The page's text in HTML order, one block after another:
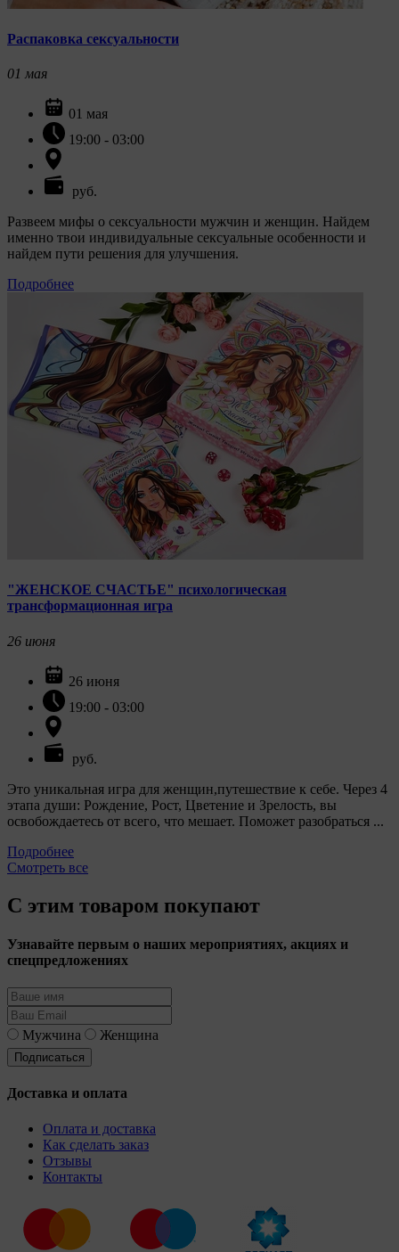
Распаковка сексуальности
01 мая
01 мая
19:00 - 03:00
руб.
Развеем мифы о сексуальности мужчин и женщин. Найдем
именно твои индивидуальные сексуальные особенности и
найдем пути решения для улучшения.
Подробнее
"ЖЕНСКОЕ СЧАСТЬЕ" психологическая
трансформационная игра
26 июня
26 июня
19:00 - 03:00
руб.
Это уникальная игра для женщин,путешествие к себе. Через 4
этапа души: Рождение, Рост, Цветение и Зрелость, вы
освобождаетесь от всего, что мешает. Поможет разобраться ...
Подробнее
Смотреть все
С этим товаром покупают
Узнавайте первым о наших мероприятиях, акциях и
спецпредложениях
Мужчина Женщина
Доставка и оплата
Оплата и доставка
Как сделать заказ
Отзывы
Контакты